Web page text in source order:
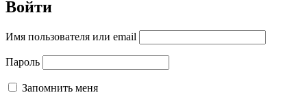
Войти
Имя пользователя или email
Пароль
Запомнить меня